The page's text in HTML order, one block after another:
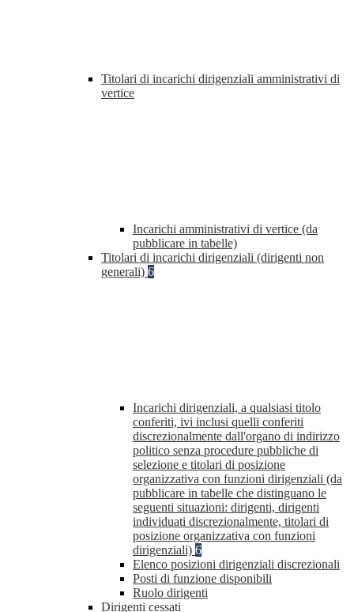
Titolari di incarichi dirigenziali amministrativi di
vertice
Incarichi amministrativi di vertice (da
pubblicare in tabelle)
Titolari di incarichi dirigenziali (dirigenti non
generali) 6
Incarichi dirigenziali, a qualsiasi titolo
conferiti, ivi inclusi quelli conferiti
discrezionalmente dall'organo di indirizzo
politico senza procedure pubbliche di
selezione e titolari di posizione
organizzativa con funzioni dirigenziali (da
pubblicare in tabelle che distinguano le
seguenti situazioni: dirigenti, dirigenti
individuati discrezionalmente, titolari di
posizione organizzativa con funzioni
dirigenziali) 6
Elenco posizioni dirigenziali discrezionali
Posti di funzione disponibili
Ruolo dirigenti
Dirigenti cessati